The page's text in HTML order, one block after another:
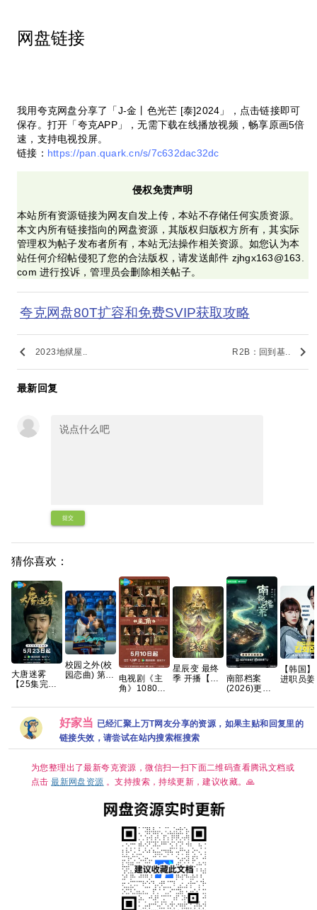
网盘链接
我用夸克网盘分享了「J-金丨色光芒 [泰]2024」，点击链接即可
保存。打开「夸克APP」，无需下载在线播放视频，畅享原画5倍
速，支持电视投屏。
链接： https://pan.quark.cn/s/7c632dac32dc
侵权免责声明
本站所有资源链接为网友自发上传，本站不存储任何实质资源。
本文内所有链接指向的网盘资源，其版权归版权方所有，其实际
管理权为帖子发布者所有，本站无法操作相关资源。如您认为本
站任何介绍帖侵犯了您的合法版权，请发送邮件 zjhgx163@163.
com 进行投诉，管理员会删除相关帖子。
夸克网盘80T扩容和免费SVIP获取攻略
keyboard_arrow_left 2023地狱屋.. R2B：回到基.. keyboard_arrow_right
最新回复
提交
猜你喜欢：
大唐迷雾
【25集完
校园之外(校
园恋曲) 第一
电视剧《主
角》1080P
看百度网盘
下载
星辰变 最终
季 开播【更
南部档案
(2026)更新
中字][2GB
集] 张新成/
丁禹兮/姜珮
令姿
【韩国
进职员姜
幻 又名:
Reborn
Rookie /
Intern 夸
好家当 已经汇聚上万T网友分享的资源，如果主贴和回复里的
链接失效，请尝试在站内搜索框搜索
为您整理出了最新夸克资源，微信扫一扫下面二维码查看腾讯文档或
点击最新网盘资源 。支持搜索，持续更新，建议收藏。🙏